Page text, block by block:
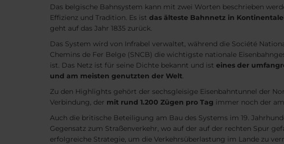
Das belgische Bahnsystem kann mit zwei Worten beschrieben
Effizienz und Tradition. Es ist das älteste Bahnnetz in
geht auf das Jahr 1835 zurück.
Das System wird von Infrabel verwaltet, während die Société
Chemins de Fer Belge (SNCB) die wichtigste nationale
ist. Das Netz ist für seine Dichte bekannt und ist eines der
und am meisten genutzten der Welt.
Zu den Highlights gehört der sechsgleisige Eisenbahntunnel der
Verbindung, der mit rund 1.200 Zügen pro Tag immer noch der
Auch die britische Beteiligung am Bau des Systems im 19.
Gegensatz zum Straßenverkehr, wo auf der auf der rechten Spur
erfolgreiche Strategie, um die Verkehrsüberlastung im Lande zu